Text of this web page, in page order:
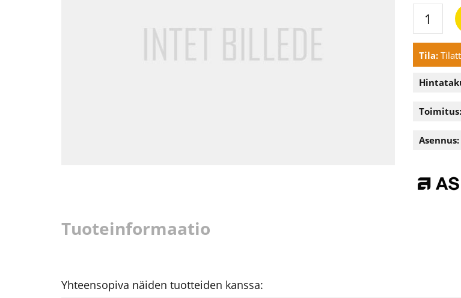
Tila:
Toimitus:
Asennus:
Tuoteinformaatio
Yhteensopiva näiden tuotteiden kanssa: